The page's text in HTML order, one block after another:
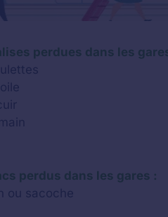
perdues dans les
perdus dans les gares :
ou sacoche